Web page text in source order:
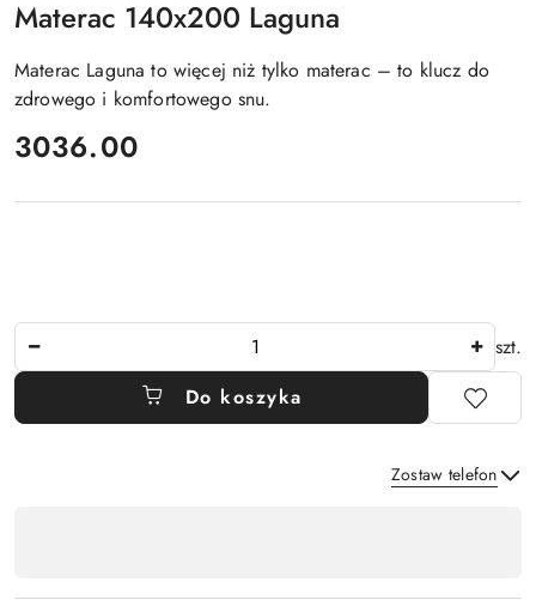
Materac 140x200 Laguna
Materac Laguna to więcej niż tylko materac – to klucz do
zdrowego i komfortowego snu.
cena:
3036.00
szt.
Do koszyka
Zostaw telefon